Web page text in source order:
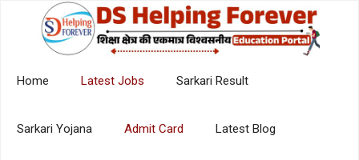
Home Latest Jobs Sarkari Result
Sarkari Yojana Admit Card Latest Blog